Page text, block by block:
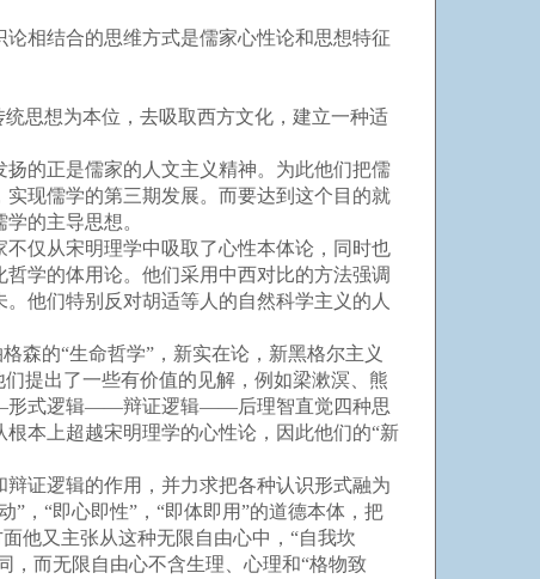
相结合的思维方式是儒家心性论和思想特征
思想为本位，去吸取西方文化，建立一种适
的正是儒家的人文主义精神。为此他们把儒
现儒学的第三期发展。而要达到这个目的就
的主导思想。
仅从宋明理学中吸取了心性本体论，同时也
学的体用论。他们采用中西对比的方法强调
他们特别反对胡适等人的自然科学主义的人
的“生命哲学”，新实在论，新黑格尔主义
提出了一些有价值的见解，例如梁漱溟、熊
形式逻辑——辩证逻辑——后理智直觉四种思
本上超越宋明理学的心性论，因此他们的“新
证逻辑的作用，并力求把各种认识形式融为
，“即心即性”，“即体即用”的道德本体，把
他又主张从这种无限自由心中，“自我坎
，而无限自由心不含生理、心理和“格物致